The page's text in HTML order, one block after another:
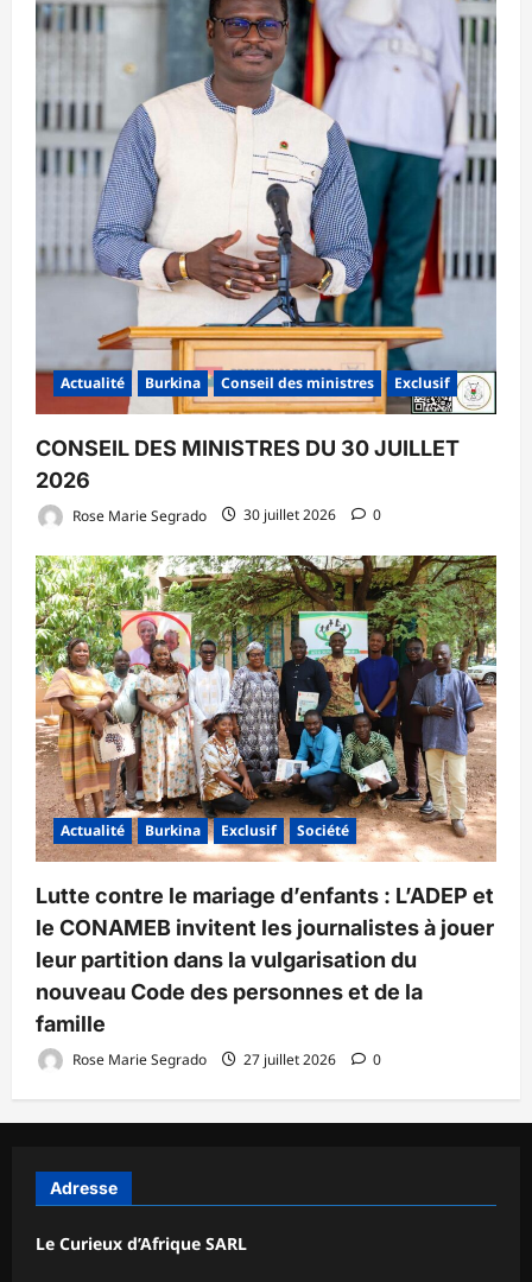
Actualité Burkina Conseil des ministres Exclusif
CONSEIL DES MINISTRES DU 30 JUILLET
2026
Rose Marie Segrado 30 juillet 2026 0
Actualité Burkina Exclusif Société
Lutte contre le mariage d’enfants : L’ADEP et
le CONAMEB invitent les journalistes à jouer
leur partition dans la vulgarisation du
nouveau Code des personnes et de la
famille
Rose Marie Segrado 27 juillet 2026 0
Adresse
Le Curieux d’Afrique SARL